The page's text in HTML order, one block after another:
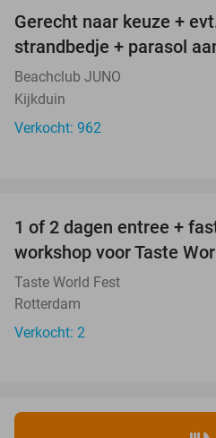
Gerecht naar keuze +
strandbedje + parasol
Beachclub JUNO
Kijkduin
Verkocht: 962
TODAY
1 of 2 dagen entree +
workshop voor Taste
Taste World Fest
Rotterdam
Verkocht: 2